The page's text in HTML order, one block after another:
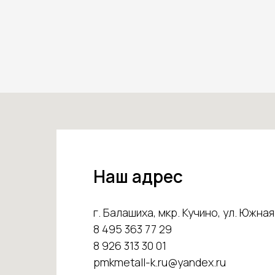
Наш адрес
г. Балашиха, мкр. Кучино, ул. Южная
8 495 363 77 29
8 926 313 30 01
pmkmetall-k.ru@yandex.ru